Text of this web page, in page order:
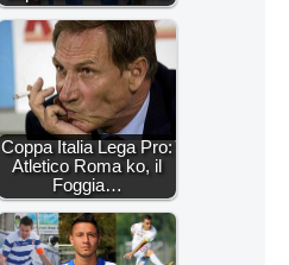
Coppa Italia Lega Pro:
Atletico Roma ko, il
Foggia…